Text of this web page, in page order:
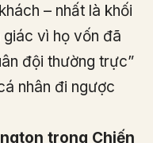
– nhất là khối
giác vì họ vốn đã
đội thường trực”
nhân đi ngược
trong Chiến